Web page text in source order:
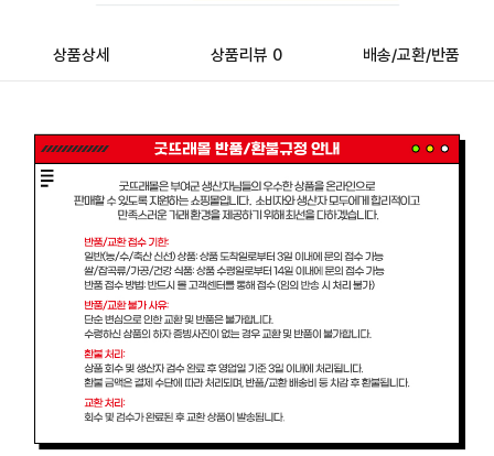
상품상세 상품리뷰 0 배송/교환/반품